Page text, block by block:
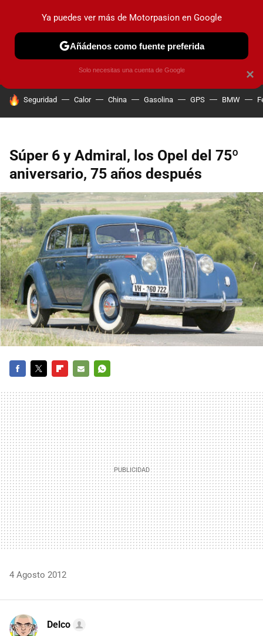
PRUEBAS COCHES ELÉCTRICOS OBSERVATORIO
HOY SE HABLA DE
Seguridad Calor China Gasolina GPS BMW
Súper 6 y Admiral, los Opel del 75º
aniversario, 75 años después
MAIL
4 Agosto 2012
Delco
×
Ya puedes ver más de Motorpasion en Google
Añádenos como fuente preferida
Solo necesitas una cuenta de Google